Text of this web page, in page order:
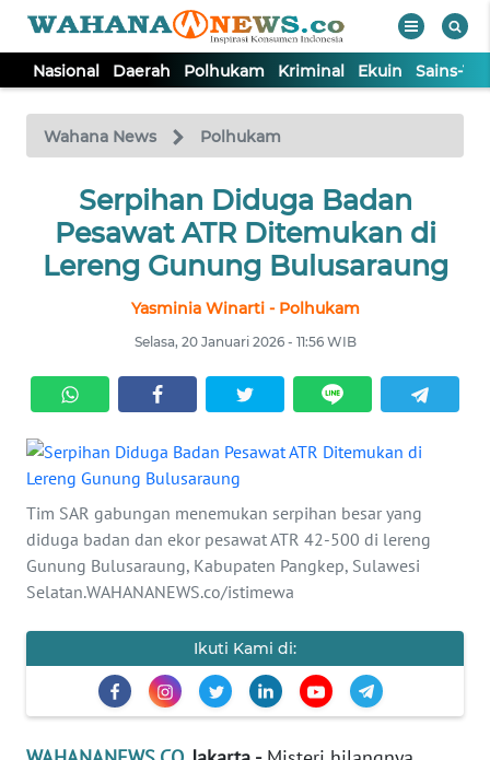
Nasional Daerah Polhukam Kriminal Ekuin Sains-
Wahana News Polhukam
Serpihan Diduga Badan
Pesawat ATR Ditemukan di
Lereng Gunung Bulusaraung
Yasminia Winarti - Polhukam
Selasa, 20 Januari 2026 - 11:56 WIB
Tim SAR gabungan menemukan serpihan besar yang
diduga badan dan ekor pesawat ATR 42-500 di lereng
Gunung Bulusaraung, Kabupaten Pangkep, Sulawesi
Selatan.WAHANANEWS.co/istimewa
Ikuti Kami di:
TV
Tutup
NASIONAL
DAERAH
KRIMINAL
EKUIN
KESEHATAN
SERBA-SERBI
PENDIDIKAN